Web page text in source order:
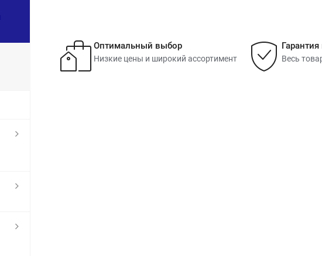
Оптимальный выбор
Низкие цены и широкий ассортимент
Гарантия
Весь